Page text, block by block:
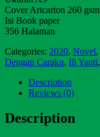
Cover Artcarton 260 gsm
Isi Book paper
356 Halaman
Categories: 2020, Novel,
Dengan Caraku, Ili Yanti,
Description
Reviews (0)
Description